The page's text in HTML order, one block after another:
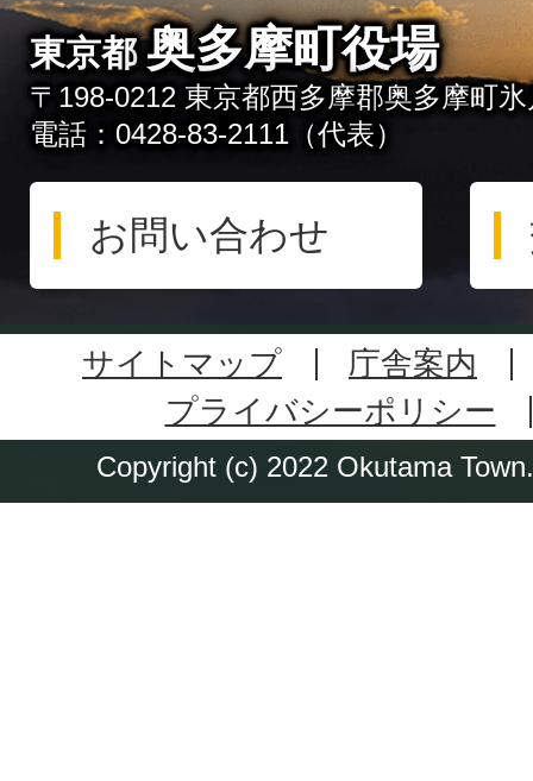
東京都 奥多摩町役場
〒198-0212 東京都西多摩郡奥多摩町
電話：0428-83-2111（代表）
お問い合わせ
サイトマップ
庁舎案内
プライバシーポリシー
Copyright (c) 2022 Okutama